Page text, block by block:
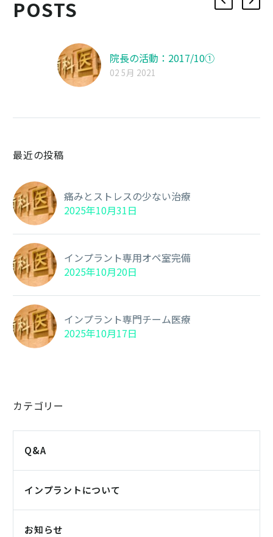
POSTS
院長の活動：2017/10①
02 5月 2021
最近の投稿
痛みとストレスの少ない治療
2025年10月31日
インプラント専用オペ室完備
2025年10月20日
インプラント専門チーム医療
2025年10月17日
カテゴリー
Q&A
インプラントについて
お知らせ